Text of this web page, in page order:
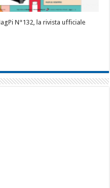
N°132, la rivista ufficiale